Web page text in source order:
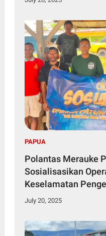
PAPUA
Polantas Merauke
Sosialisasikan
Keselamatan
Penting
July 20, 2025